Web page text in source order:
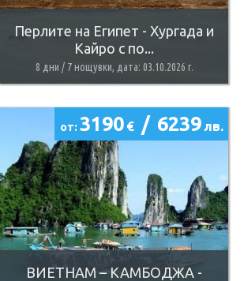
Перлите на Египет - Хургада и
Кайро с по...
8 дни / 7 нощувки, дата: 03.10.2026 г.
от: 3190 € / 6239лв.
ВИЕТНАМ – КАМБОДЖА -